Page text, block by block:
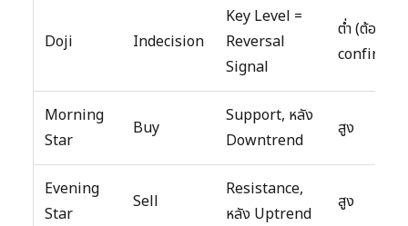
Doji Indecision
Key Level =
Reversal
Signal
ต่ำ (ต้อง
confirm)
Morning
Star
Buy
Support, หลัง
Downtrend
สูง
Evening
Star
Sell
Resistance,
หลัง Uptrend
สูง